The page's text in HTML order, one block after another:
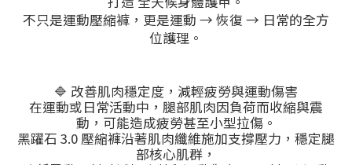
不只是運動壓縮褲，更是運動 → 恢復 → 日常的全方
位護理。
🔷 改善肌肉穩定度，減輕疲勞與運動傷害
在運動或日常活動中，腿部肌肉因負荷而收縮與震
動，可能造成疲勞甚至小型拉傷。
黑躍石 3.0 壓縮褲沿著肌肉纖維施加支撐壓力，穩定腿
部核心肌群，